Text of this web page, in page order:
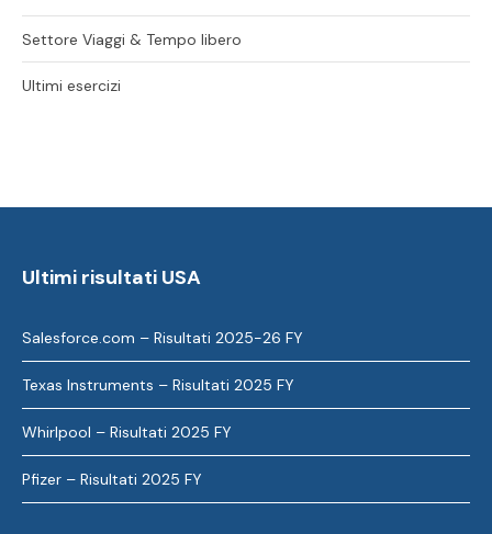
Settore Viaggi & Tempo libero
Ultimi esercizi
Ultimi risultati USA
Salesforce.com – Risultati 2025-26 FY
Texas Instruments – Risultati 2025 FY
Whirlpool – Risultati 2025 FY
Pfizer – Risultati 2025 FY